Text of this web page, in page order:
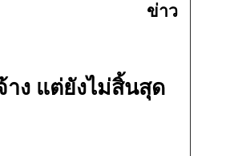
ข่าว
าง แต่ยังไม่สิ้นสุด